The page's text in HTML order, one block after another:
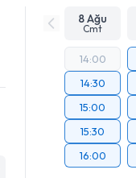
8 Ağu
Cmt
14:00
14:30
15:00
15:30
16:00